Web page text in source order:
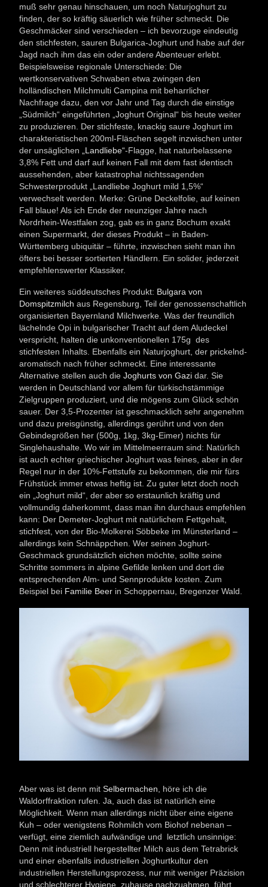
muß sehr genau hinschauen, um noch Naturjoghurt zu
finden, der so kräftig säuerlich wie früher schmeckt. Die
Geschmäcker sind verschieden – ich bevorzuge eindeutig
den stichfesten, sauren Bulgarica-Joghurt und habe auf der
Jagd nach ihm das ein oder andere Abenteuer erlebt.
Beispielsweise regionale Unterschiede: Die
wertkonservativen Schwaben etwa zwingen den
holländischen Milchmulti Campina mit beharrlicher
Nachfrage dazu, den vor Jahr und Tag durch die einstige
„Südmilch“ eingeführten „Joghurt Original“ bis heute weiter
zu produzieren. Der stichfeste, knackig saure Joghurt im
charakteristischen 200ml-Fläschen segelt inzwischen unter
der unsäglichen
„Landliebe“-Flagge, hat naturbelassene
3,8% Fett und darf auf keinen Fall mit dem fast identisch
aussehenden, aber katastrophal nichtssagenden
Schwesterprodukt „Landliebe Joghurt mild 1,5%“
verwechselt werden. Merke: Grüne Deckelfolie, auf keinen
Fall blaue! Als ich Ende der neunziger Jahre nach
Nordrhein-Westfalen zog, gab es in ganz Bochum exakt
einen Supermarkt, der dieses Produkt – in Baden-
Württemberg ubiquitär – führte, inzwischen sieht man ihn
öfters bei besser sortierten Händlern. Ein solider, jederzeit
empfehlenswerter Klassiker.
Ein weiteres süddeutsches Produkt: Bulgara von
Domspitzmilch aus Regensburg, Teil der genossenschaftlich
organisierten Bayernland Milchwerke. Was der freundlich
lächelnde Opi in bulgarischer Tracht auf dem Aludeckel
verspricht, halten die unkonventionellen 175g des
stichfesten Inhalts. Ebenfalls ein Naturjoghurt, der prickelnd-
aromatisch nach früher schmeckt. Eine interessante
Alternative stellen auch dieJoghurts von Gazi dar. Sie
werden in Deutschland vor allem für türkischstämmige
Zielgruppen produziert, und die mögens zum Glück schön
sauer. Der 3,5-Prozenter ist geschmacklich sehr angenehm
und dazu preisgünstig, allerdings gerührt und von den
Gebindegrößen her (500g, 1kg, 3kg-Eimer) nichts für
Singlehaushalte. Wo wir im Mittelmeerraum sind: Natürlich
ist auch echter griechischer Joghurt was feines, aber in der
Regel nur in der 10%-Fettstufe zu bekommen, die mir fürs
Frühstück immer etwas heftig ist. Zu guter letzt doch noch
ein „Joghurt mild“, der aber so erstaunlich kräftig und
vollmundig daherkommt, dass man ihn durchaus empfehlen
kann: Der Demeter-Joghurt mit natürlichem Fettgehalt,
stichfest, von der Bio-Molkerei Söbbeke im Münsterland –
allerdings kein Schnäppchen. Wer seinen Joghurt-
Geschmack grundsätzlich eichen möchte, sollte seine
Schritte sommers in alpine Gefilde lenken und dort die
entsprechenden Alm- und Sennprodukte kosten. Zum
Beispiel bei Familie Beer in Schoppernau, Bregenzer Wald.
Aber was ist denn mitSelbermachen , höre ich die
Waldorffraktion rufen. Ja, auch das ist natürlich eine
Möglichkeit. Wenn man allerdings nicht über eine eigene
Kuh – oder wenigstens Rohmilch vom Biohof nebenan –
verfügt, eine ziemlich aufwändige und letztlich unsinnige:
Denn mit industriell hergestellter Milch aus dem Tetrabrick
und einer ebenfalls industriellen Joghurtkultur den
industriellen Herstellungsprozess, nur mit weniger Präzision
und schlechterer Hygiene, zuhause nachzuahmen, führt